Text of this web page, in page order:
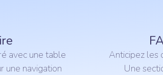
avec une table
une navigation
Anticipez les
Une